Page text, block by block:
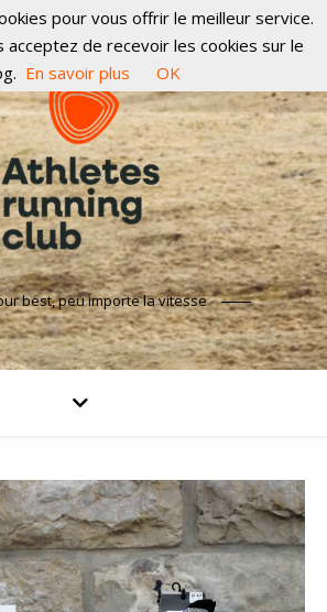
best, peu importe la vitesse
pour vous offrir le meilleur service.
acceptez de recevoir les cookies sur le
En savoir plus OK